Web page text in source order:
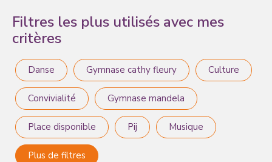
Filtres les plus utilisés avec mes
critères
Danse Gymnase cathy fleury Culture
Convivialité Gymnase mandela
Place disponible Pij Musique
Plus de filtres